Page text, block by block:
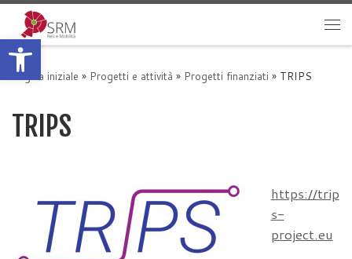
Apri la barra degli strumenti
Passa al contenuto
Pagina iniziale » Progetti e attività » Progetti finanziati » TRIPS
TRIPS
https://trip
s-
project.eu